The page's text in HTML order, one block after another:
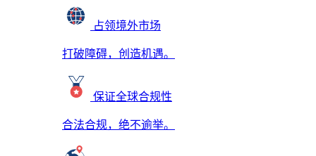
占领境外市场
打破障碍，创造机遇。
保证全球合规性
合法合规，绝不逾举。